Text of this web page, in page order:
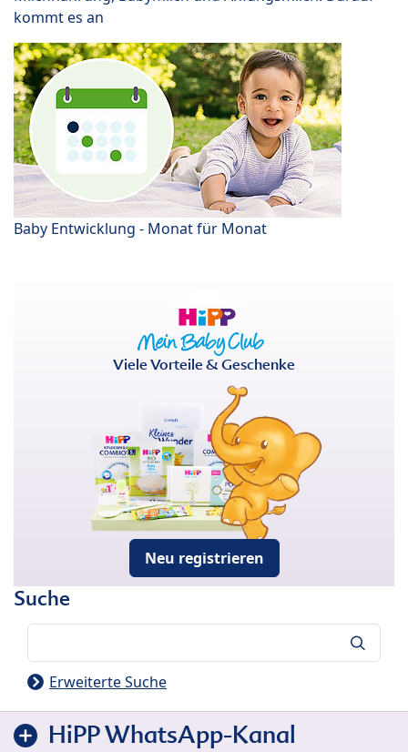
kommt es an
Baby Entwicklung - Monat für Monat
Viele Vorteile & Geschenke
Neu registrieren
Suche
Erweiterte Suche
HiPP WhatsApp-Kanal